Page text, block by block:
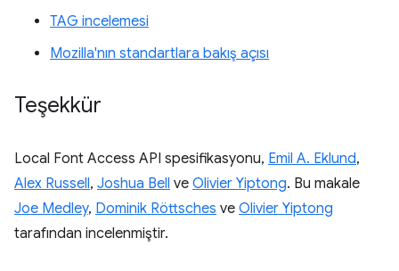
TAG incelemesi
Mozilla'nın standartlara bakış açısı
Teşekkür
Local Font Access API spesifikasyonu, Emil A. Eklund,
Alex Russell, Joshua Bell ve Olivier Yiptong. Bu makale
Joe Medley, Dominik Röttsches ve Olivier Yiptong
tarafından incelenmiştir.